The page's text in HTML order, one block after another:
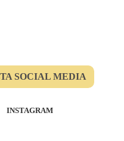
SOCIAL MEDIA
INSTAGRAM